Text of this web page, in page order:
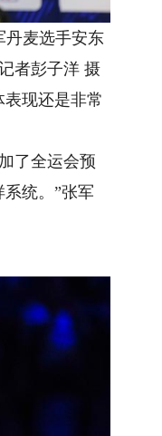
麦选手安东
者彭子洋 摄
现还是非常
了全运会预
统。”张军